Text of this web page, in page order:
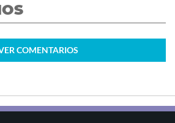
COMENTARIOS